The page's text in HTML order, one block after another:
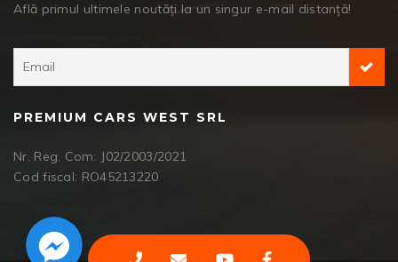
Află primul ultimele noutăți la un singur e-mail distanță!
PREMIUM CARS WEST SRL
Nr. Reg. Com: J02/2003/2021
Cod fiscal: RO45213220
Facebook Messenger